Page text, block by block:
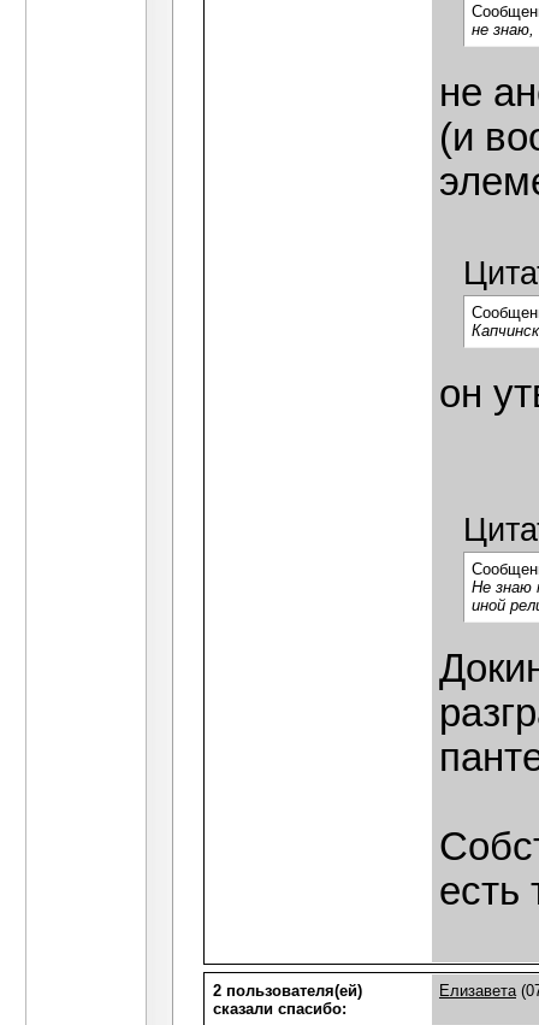
не
не
(и
он
Не знаю
иной
есть
2 пользователя(ей)
сказали cпасибо:
Елизавета